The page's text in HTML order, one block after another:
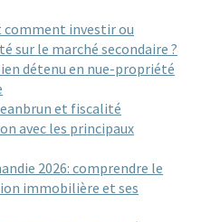
comment investir ou
sur le marché secondaire ?
détenu en nue-propriété
et fiscalité
avec les principaux
2026: comprendre le
immobilière et ses